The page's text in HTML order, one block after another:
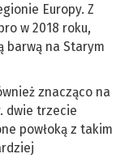
Europy. Z
w 2018 roku,
barwą na Starym
znacząco na
dwie trzecie
powłoką z takim